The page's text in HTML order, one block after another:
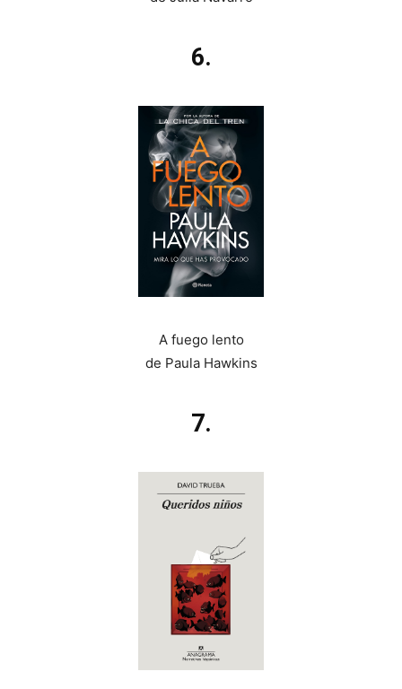
6.
A fuego lento
de Paula Hawkins
7.